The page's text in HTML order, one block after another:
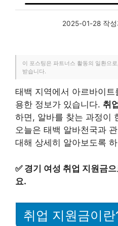
2025-01-28 작
이 포스팅은 파트너스 활동의 일환으
받습니다.
태백 지역에서 아르바이
용한 정보가 있습니다. 취
하면, 알바를 찾는 과정이
오늘은 태백 알바천국과
대해 상세히 알아보도록
✅ 경기 여성 취업 지원금
요.
취업 지원금이란